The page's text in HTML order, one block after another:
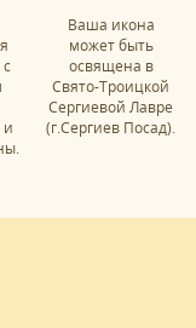
и
Ваша икона
может быть
освящена в
Свято-Троицкой
Сергиевой Лавре
(г.Сергиев Посад).